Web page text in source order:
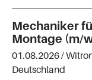
Mechaniker
Montage (m/
01.08.2026 /
Deutschland